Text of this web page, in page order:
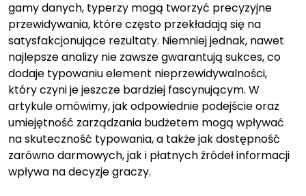
gamy danych, typerzy mogą tworzyć precyzyjne
przewidywania, które często przekładają się na
satysfakcjonujące rezultaty. Niemniej jednak, nawet
najlepsze analizy nie zawsze gwarantują sukces, co
dodaje typowaniu element nieprzewidywalności,
który czyni je jeszcze bardziej fascynującym. W
artykule omówimy, jak odpowiednie podejście oraz
umiejętność zarządzania budżetem mogą wpływać
na skuteczność typowania, a także jak dostępność
zarówno darmowych, jak i płatnych źródeł informacji
wpływa na decyzje graczy.